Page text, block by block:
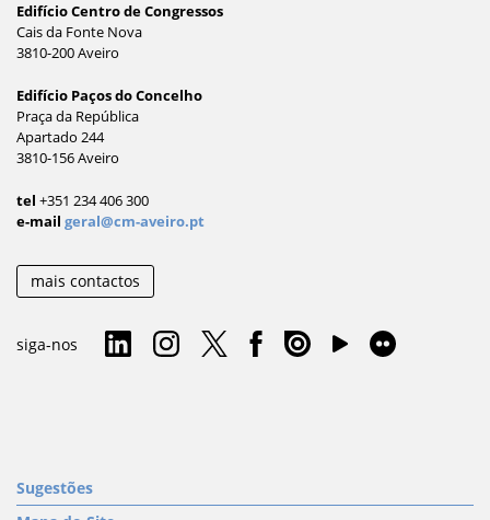
Edifício Centro de Congressos
Cais da Fonte Nova
3810-200 Aveiro
Edifício Paços do Concelho
Praça da República
Apartado 244
3810-156 Aveiro
tel +351 234 406 300
e-mail geral@cm-aveiro.pt
mais contactos
siga-nos
Sugestões